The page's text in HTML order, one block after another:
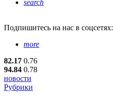
search
Подпишитесь на нас в соцсетях:
more
82.17 0.76
94.84 0.78
новости
Рубрики